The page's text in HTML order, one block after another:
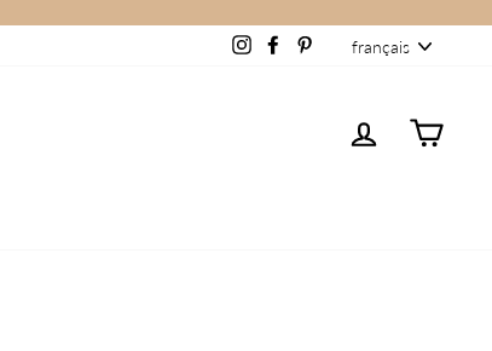
InstagramFacebookPinterestLangue
français
Se